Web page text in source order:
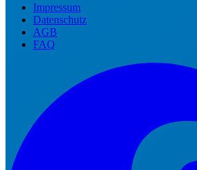
Impressum
Datenschutz
AGB
FAQ